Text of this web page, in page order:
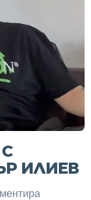
ИЛИЕВ